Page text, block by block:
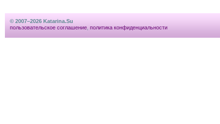
© 2007–2026 Katarina.Su
пользовательское соглашение политика конфиденциальности